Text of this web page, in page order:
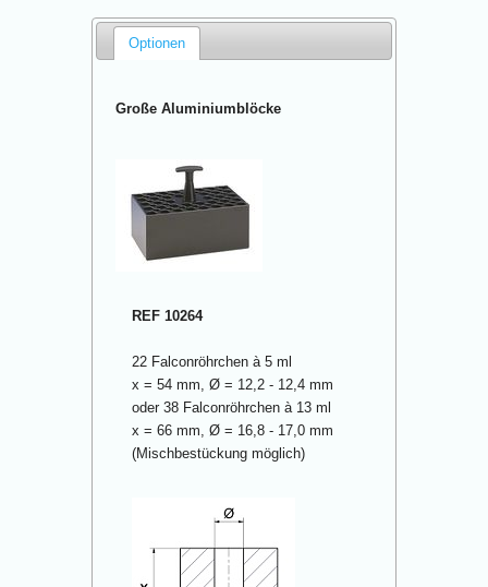
Optionen
Große Aluminiumblöcke
REF 10264
22 Falconröhrchen à 5 ml
x = 54 mm, Ø = 12,2 - 12,4 mm
oder 38 Falconröhrchen à 13 ml
x = 66 mm, Ø = 16,8 - 17,0 mm
(Mischbestückung möglich)